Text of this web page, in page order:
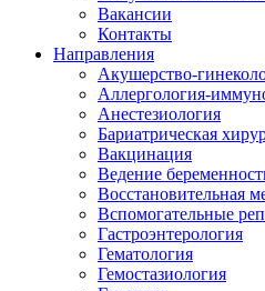
Вакансии
Контакты
Направления
Акушерство-
Аллергология-
Анестезиология
Бариатрическая
Вакцинация
Ведение
Восстановительная
Вспомогательные
Гастроэнтерология
Гематология
Гемостазиология